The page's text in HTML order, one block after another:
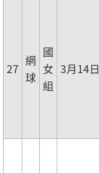
27
網
球
國
女
組
3月14日